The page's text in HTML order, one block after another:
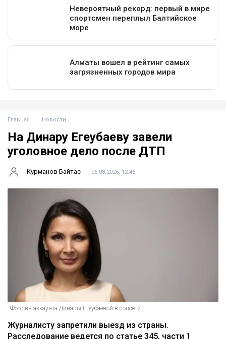
Главная Новости
На Динару Егеубаеву завели
уголовное дело после ДТП
Курманов Байтас 05.08.2026, 12:46
Фото из аккаунта Динары Егеубаевой в соцсети
Журналисту запретили выезд из страны.
Расследование ведется по статье 345, части 1